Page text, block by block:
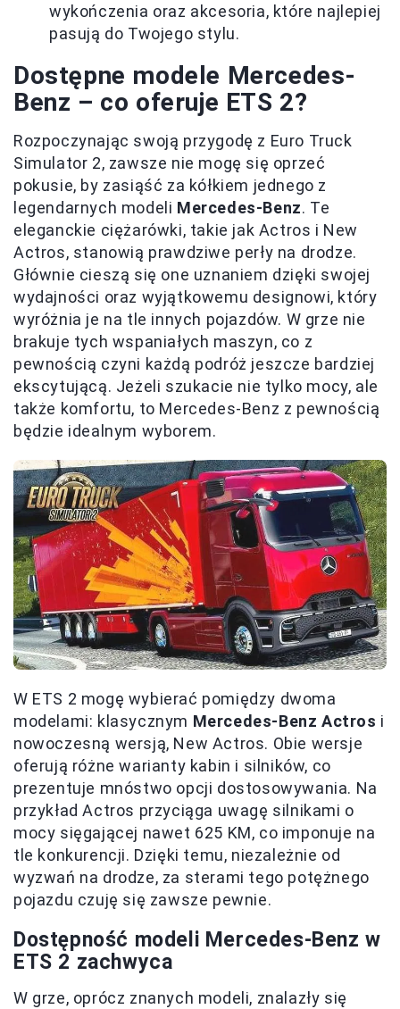
wykończenia oraz akcesoria, które najlepiej
pasują do Twojego stylu.
Dostępne modele Mercedes-
Benz – co oferuje ETS 2?
Rozpoczynając swoją przygodę z Euro Truck
Simulator 2, zawsze nie mogę się oprzeć
pokusie, by zasiąść za kółkiem jednego z
legendarnych modeli Mercedes-Benz. Te
eleganckie ciężarówki, takie jak Actros i New
Actros, stanowią prawdziwe perły na drodze.
Głównie cieszą się one uznaniem dzięki swojej
wydajności oraz wyjątkowemu designowi, który
wyróżnia je na tle innych pojazdów. W grze nie
brakuje tych wspaniałych maszyn, co z
pewnością czyni każdą podróż jeszcze bardziej
ekscytującą. Jeżeli szukacie nie tylko mocy, ale
także komfortu, to Mercedes-Benz z pewnością
będzie idealnym wyborem.
W ETS 2 mogę wybierać pomiędzy dwoma
modelami: klasycznym Mercedes-Benz Actros i
nowoczesną wersją, New Actros. Obie wersje
oferują różne warianty kabin i silników, co
prezentuje mnóstwo opcji dostosowywania. Na
przykład Actros przyciąga uwagę silnikami o
mocy sięgającej nawet 625 KM, co imponuje na
tle konkurencji. Dzięki temu, niezależnie od
wyzwań na drodze, za sterami tego potężnego
pojazdu czuję się zawsze pewnie.
Dostępność modeli Mercedes-Benz w
ETS 2 zachwyca
W grze, oprócz znanych modeli, znalazły się